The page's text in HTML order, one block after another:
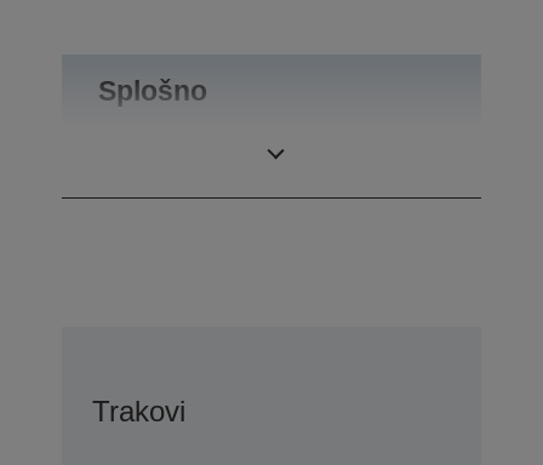
Splošno
Trakovi